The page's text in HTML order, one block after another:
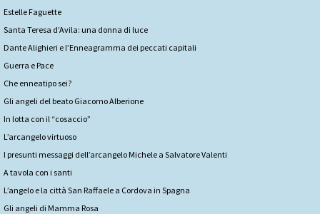
Estelle Faguette
Santa Teresa d’Avila: una donna di luce
Dante Alighieri e l’Enneagramma dei peccati capitali
Guerra e Pace
Che enneatipo sei?
Gli angeli del beato Giacomo Alberione
In lotta con il “cosaccio”
L’arcangelo virtuoso
I presunti messaggi dell’arcangelo Michele a Salvatore Valenti
A tavola con i santi
L’angelo e la città San Raffaele a Cordova in Spagna
Gli angeli di Mamma Rosa